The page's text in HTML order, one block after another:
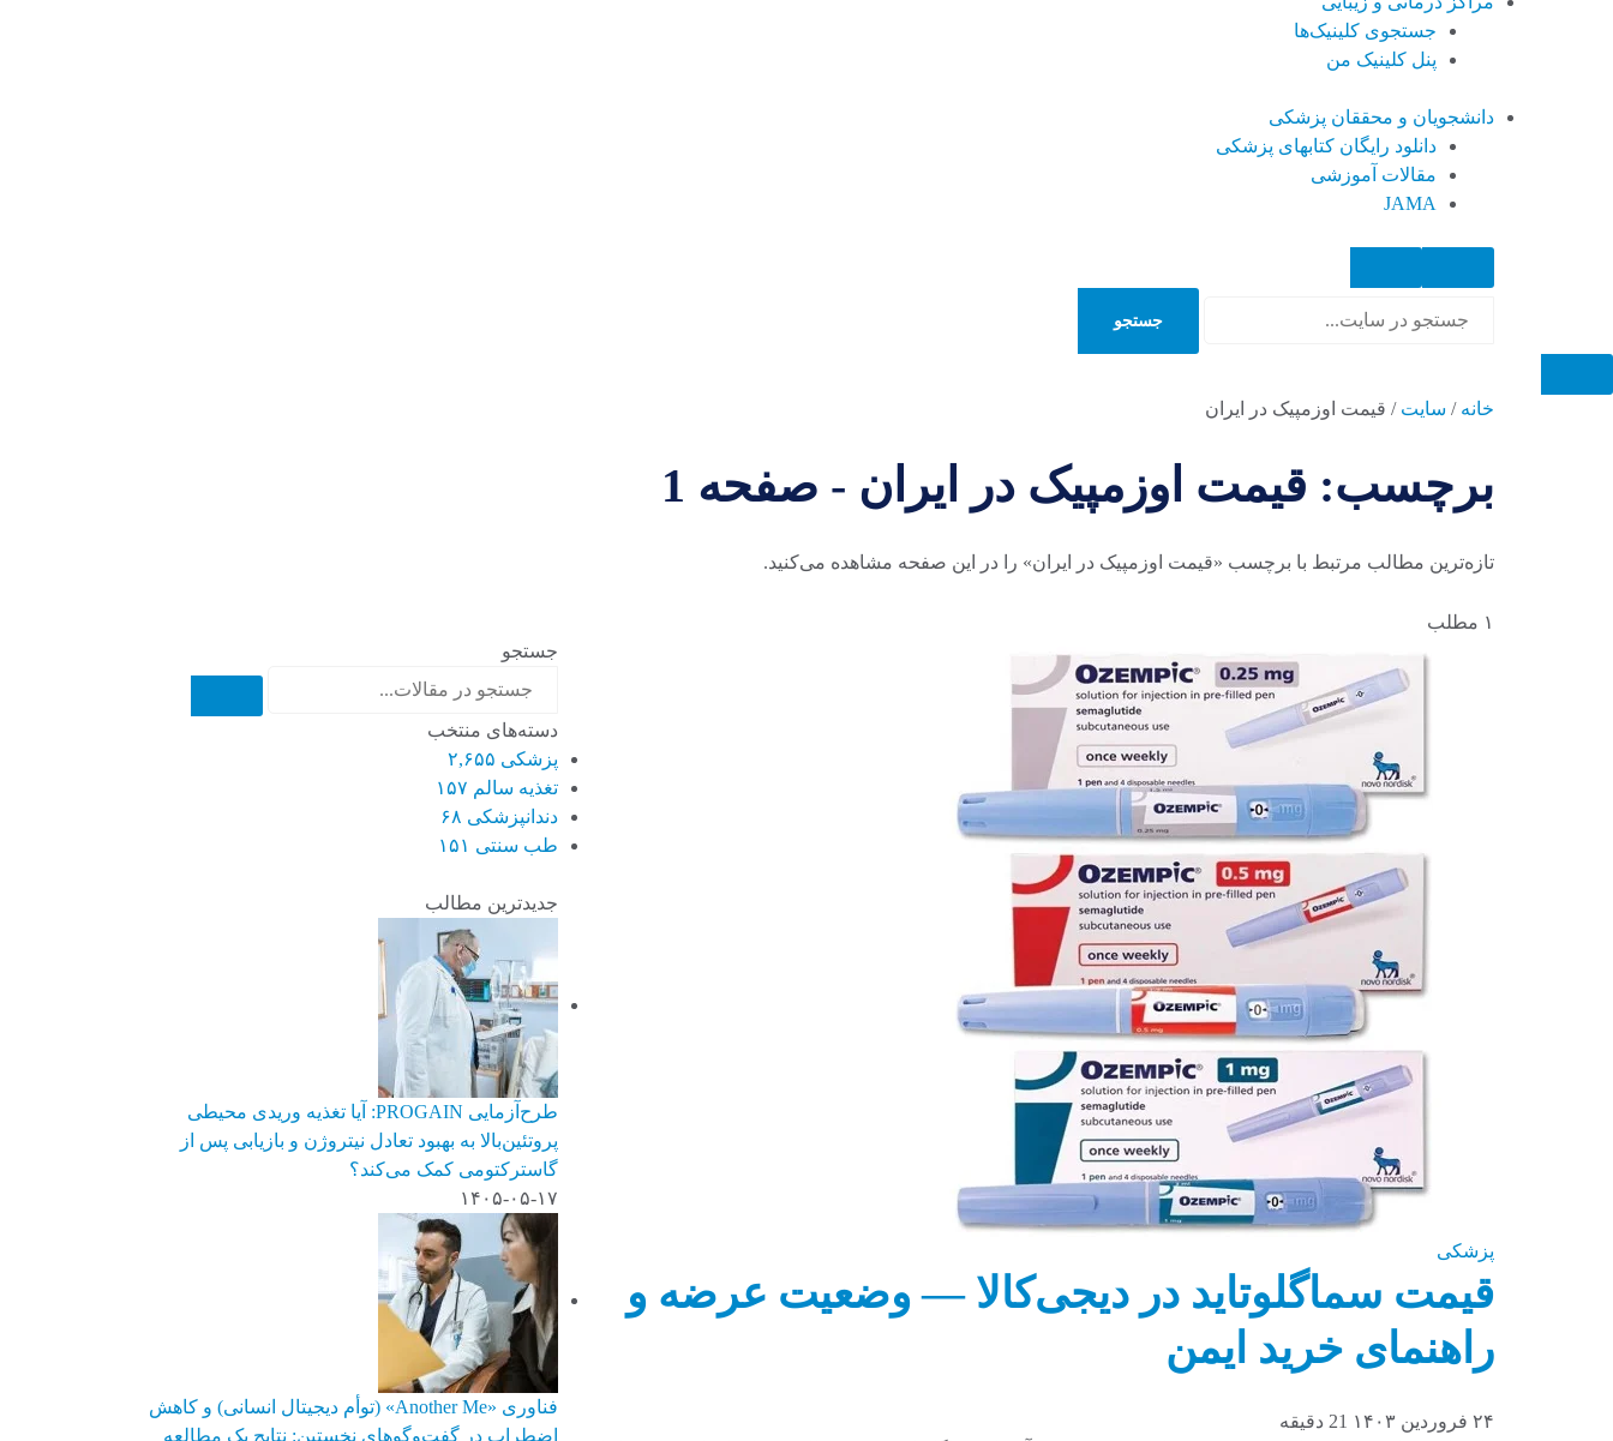
جستجوی کلینیک‌ها
پنل کلینیک من
دانشجویان و محققان پزشکی
دانلود رایگان کتابهای پزشکی
مقالات آموزشی
JAMA
جستجو
خانه / سایت / قیمت اوزمپیک در ایران
برچسب: قیمت اوزمپیک در ایران - صفحه 1
تازه‌ترین مطالب مرتبط با برچسب «قیمت اوزمپیک در ایران» را در این صفحه مشاهده می‌کنید.
۱ مطلب
پزشکی
قیمت سماگلوتاید در دیجی‌کالا — وضعیت عرضه و
راهنمای خرید ایمن
۲۴ فروردین ۱۴۰۳
21 دقیقه
جستجو
دسته‌های منتخب
پزشکی ۲,۶۵۵
تغذیه سالم ۱۵۷
دندانپزشکی ۶۸
طب سنتی ۱۵۱
جدیدترین مطالب
طرح‌آزمایی PROGAIN: آیا تغذیه وریدی محیطی
پروتئین‌بالا به بهبود تعادل نیتروژن و بازیابی پس از
گاسترکتومی کمک می‌کند؟
۱۴۰۵-۰۵-۱۷
فناوری «Another Me» (توأم دیجیتال انسانی) و کاهش
اضطراب در گفت‌وگوهای نخستین: نتایج یک مطالعه